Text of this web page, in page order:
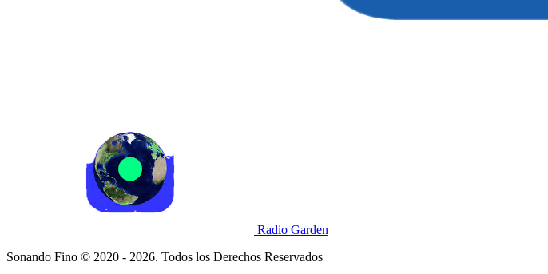
Radio Garden
Sonando Fino © 2020 - 2026. Todos los Derechos Reservados